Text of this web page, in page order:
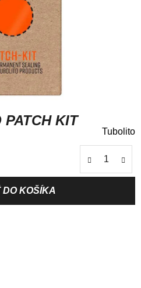
KIT
Tubolito